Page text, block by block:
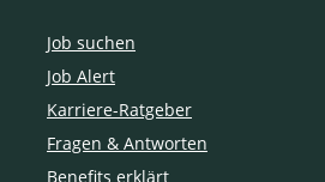
Job suchen
Job Alert
Karriere-Ratgeber
Fragen & Antworten
Benefits erklärt